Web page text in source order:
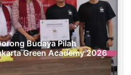
Budaya Pilah
Green Academy 2026